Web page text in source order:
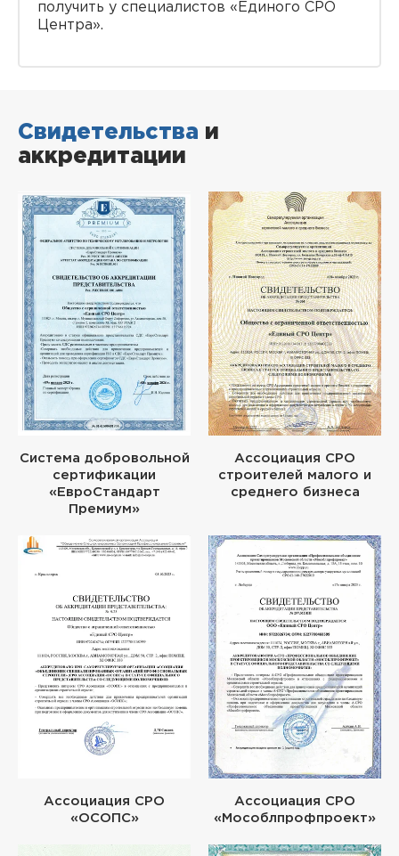
получить у специалистов «Единого СРО
Центра».
Свидетельства и
аккредитации
Система добровольной
сертификации
«ЕвроСтандарт
Премиум»
Ассоциация СРО
строителей малого и
среднего бизнеса
Ассоциация СРО
«ОСОПС»
Ассоциация СРО
«Мособлпрофпроект»